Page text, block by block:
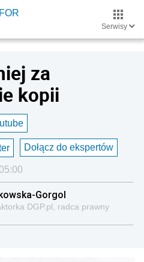
Serwisy
za
kopii
Dołącz do ekspertów
Gorgol
DGP.pl, radca prawny